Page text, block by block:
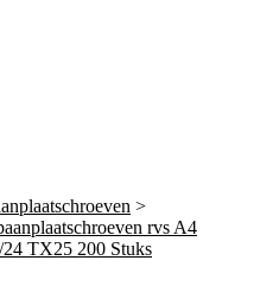
>
rvs A4
24 TX25 200 Stuks